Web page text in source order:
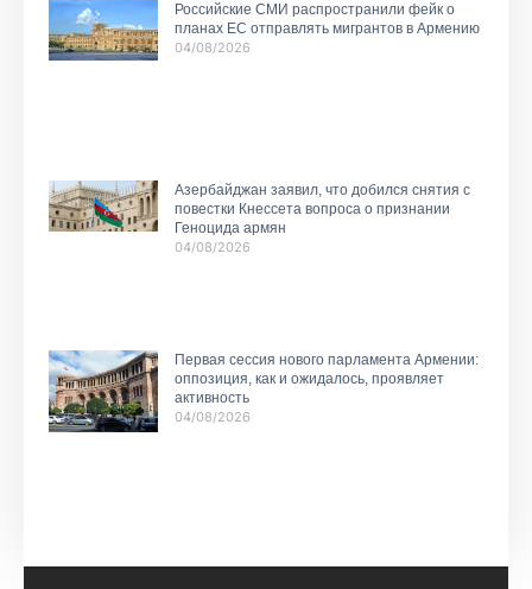
Российские СМИ распространили фейк о
планах ЕС отправлять мигрантов в Армению
04/08/2026
Азербайджан заявил, что добился снятия с
повестки Кнессета вопроса о признании
Геноцида армян
04/08/2026
Первая сессия нового парламента Армении:
оппозиция, как и ожидалось, проявляет
активность
04/08/2026